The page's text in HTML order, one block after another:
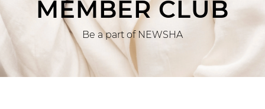
MEMBER CLUB
Be a part of NEWSHA